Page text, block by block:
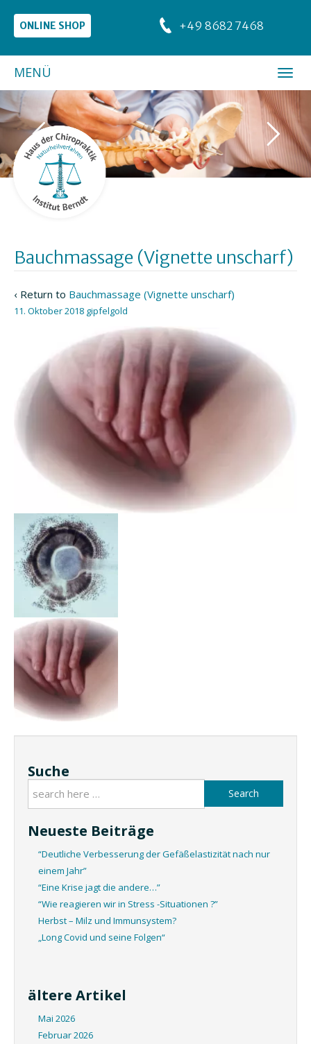
ONLINE SHOP +49 8682 7468
MENÜ
Bauchmassage (Vignette unscharf)
‹ Return to Bauchmassage (Vignette unscharf)
11. Oktober 2018 gipfelgold
Suche
Search
Neueste Beiträge
“Deutliche Verbesserung der Gefäßelastizität nach nur
einem Jahr”
“Eine Krise jagt die andere…”
“Wie reagieren wir in Stress -Situationen ?”
Herbst – Milz und Immunsystem?
„Long Covid und seine Folgen“
ältere Artikel
Mai 2026
Februar 2026